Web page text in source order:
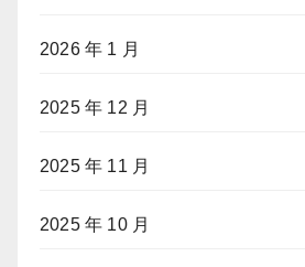
2026 年 1 月
2025 年 12 月
2025 年 11 月
2025 年 10 月